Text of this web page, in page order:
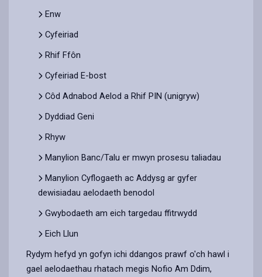
Enw
Cyfeiriad
Rhif Ffôn
Cyfeiriad E-bost
Côd Adnabod Aelod a Rhif PIN (unigryw)
Dyddiad Geni
Rhyw
Manylion Banc/Talu er mwyn prosesu taliadau
Manylion Cyflogaeth ac Addysg ar gyfer
dewisiadau aelodaeth benodol
Gwybodaeth am eich targedau ffitrwydd
Eich Llun
Rydym hefyd yn gofyn ichi ddangos prawf o'ch hawl i
gael aelodaethau rhatach megis Nofio Am Ddim,